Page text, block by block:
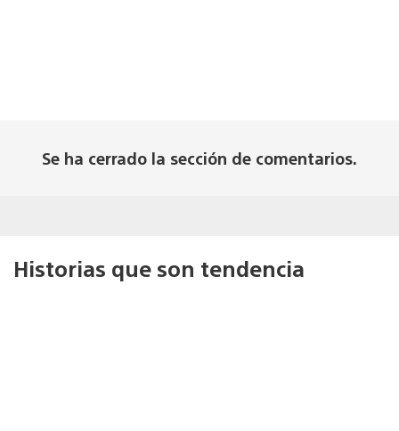
Se ha cerrado la sección de comentarios.
Historias que son tendencia